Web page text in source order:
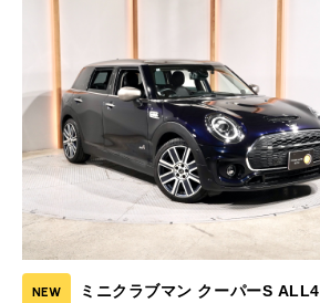
NEW
ミニクラブマン クーパーS ALL4